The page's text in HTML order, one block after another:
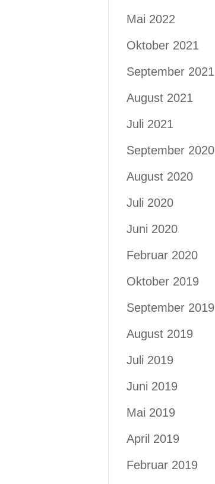
Mai 2022
Oktober 2021
September 2021
August 2021
Juli 2021
September 2020
August 2020
Juli 2020
Juni 2020
Februar 2020
Oktober 2019
September 2019
August 2019
Juli 2019
Juni 2019
Mai 2019
April 2019
Februar 2019